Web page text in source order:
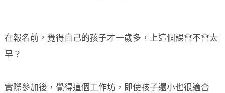
在報名前，覺得自己的孩子才一歲多，上這個課會不會太
早？
實際參加後，覺得這個工作坊，即使孩子還小也很適合